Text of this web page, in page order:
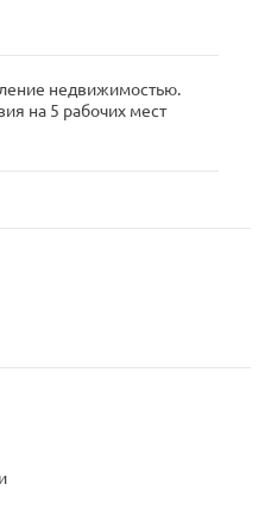
недвижимостью.
на 5 рабочих мест